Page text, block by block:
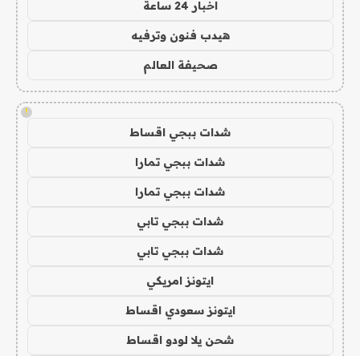
اخبار 24 ساعة
هيدب فنون وترفيه
صحيفة العالم
!
شدات ببجي اقساط
شدات ببجي تمارا
شدات ببجي تمارا
شدات ببجي تابي
شدات ببجي تابي
ايتونز امريكي
ايتونز سعودي اقساط
شحن يلا لودو اقساط